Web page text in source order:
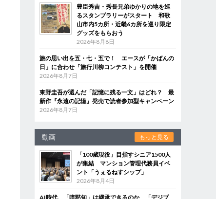
豊臣秀吉・秀長兄弟ゆかりの地を巡
るスタンプラリーがスタート 和歌
山市内5カ所・近畿6カ所を巡り限定
グッズをもらおう
2026年8月8日
旅の思い出を五・七・五で！ エースが「かばんの
日」に合わせ「旅行川柳コンテスト」を開催
2026年8月7日
東野圭吾が選んだ「記憶に残る一文」はどれ？ 最
新作『永遠の記憶』発売で読者参加型キャンペーン
2026年8月7日
動画 もっと見る
「100歳現役」目指すシニア1500人
が集結 マンション管理代務員イベ
ント「うぇるねすシップ」
2026年8月4日
AI時代、「暗黙知」は継承できるのか 「デジブ